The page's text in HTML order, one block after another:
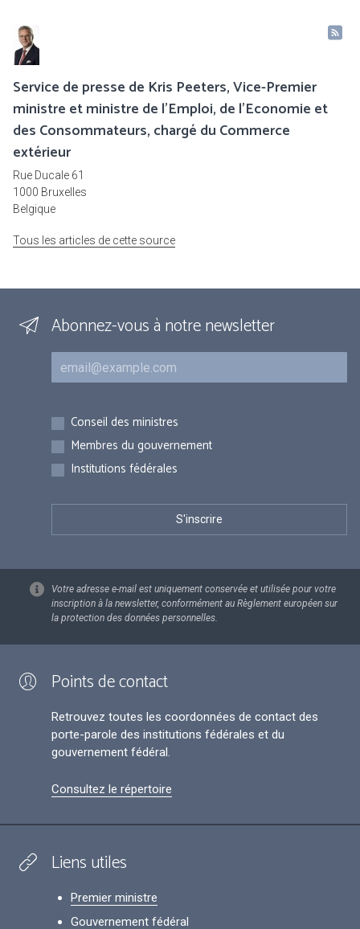
Service de presse de Kris Peeters, Vice-Premier
ministre et ministre de l'Emploi, de l'Economie et
des Consommateurs, chargé du Commerce
extérieur
Rue Ducale 61
1000 Bruxelles
Belgique
Tous les articles de cette source
Abonnez-vous à notre newsletter
Courriel
Inscriptions
Conseil des ministres
Membres du gouvernement
Institutions fédérales
Votre adresse e-mail est uniquement conservée et utilisée pour votre
inscription à la newsletter, conformément au Règlement européen sur
la protection des données personnelles.
Points de contact
Retrouvez toutes les coordonnées de contact des
porte-parole des institutions fédérales et du
gouvernement fédéral.
Consultez le répertoire
Liens utiles
Premier ministre
Gouvernement fédéral